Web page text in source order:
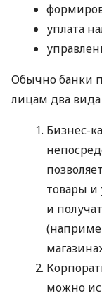
уплата
Обычно банки
лицам два вида
Бизнес-
товары и
и
можно